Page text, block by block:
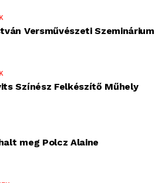
Versművészeti Szeminárium
Színész Felkészítő Műhely
meg Polcz Alaine